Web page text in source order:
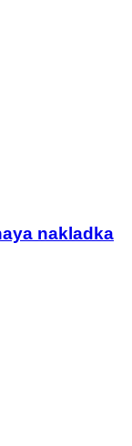
nakladka